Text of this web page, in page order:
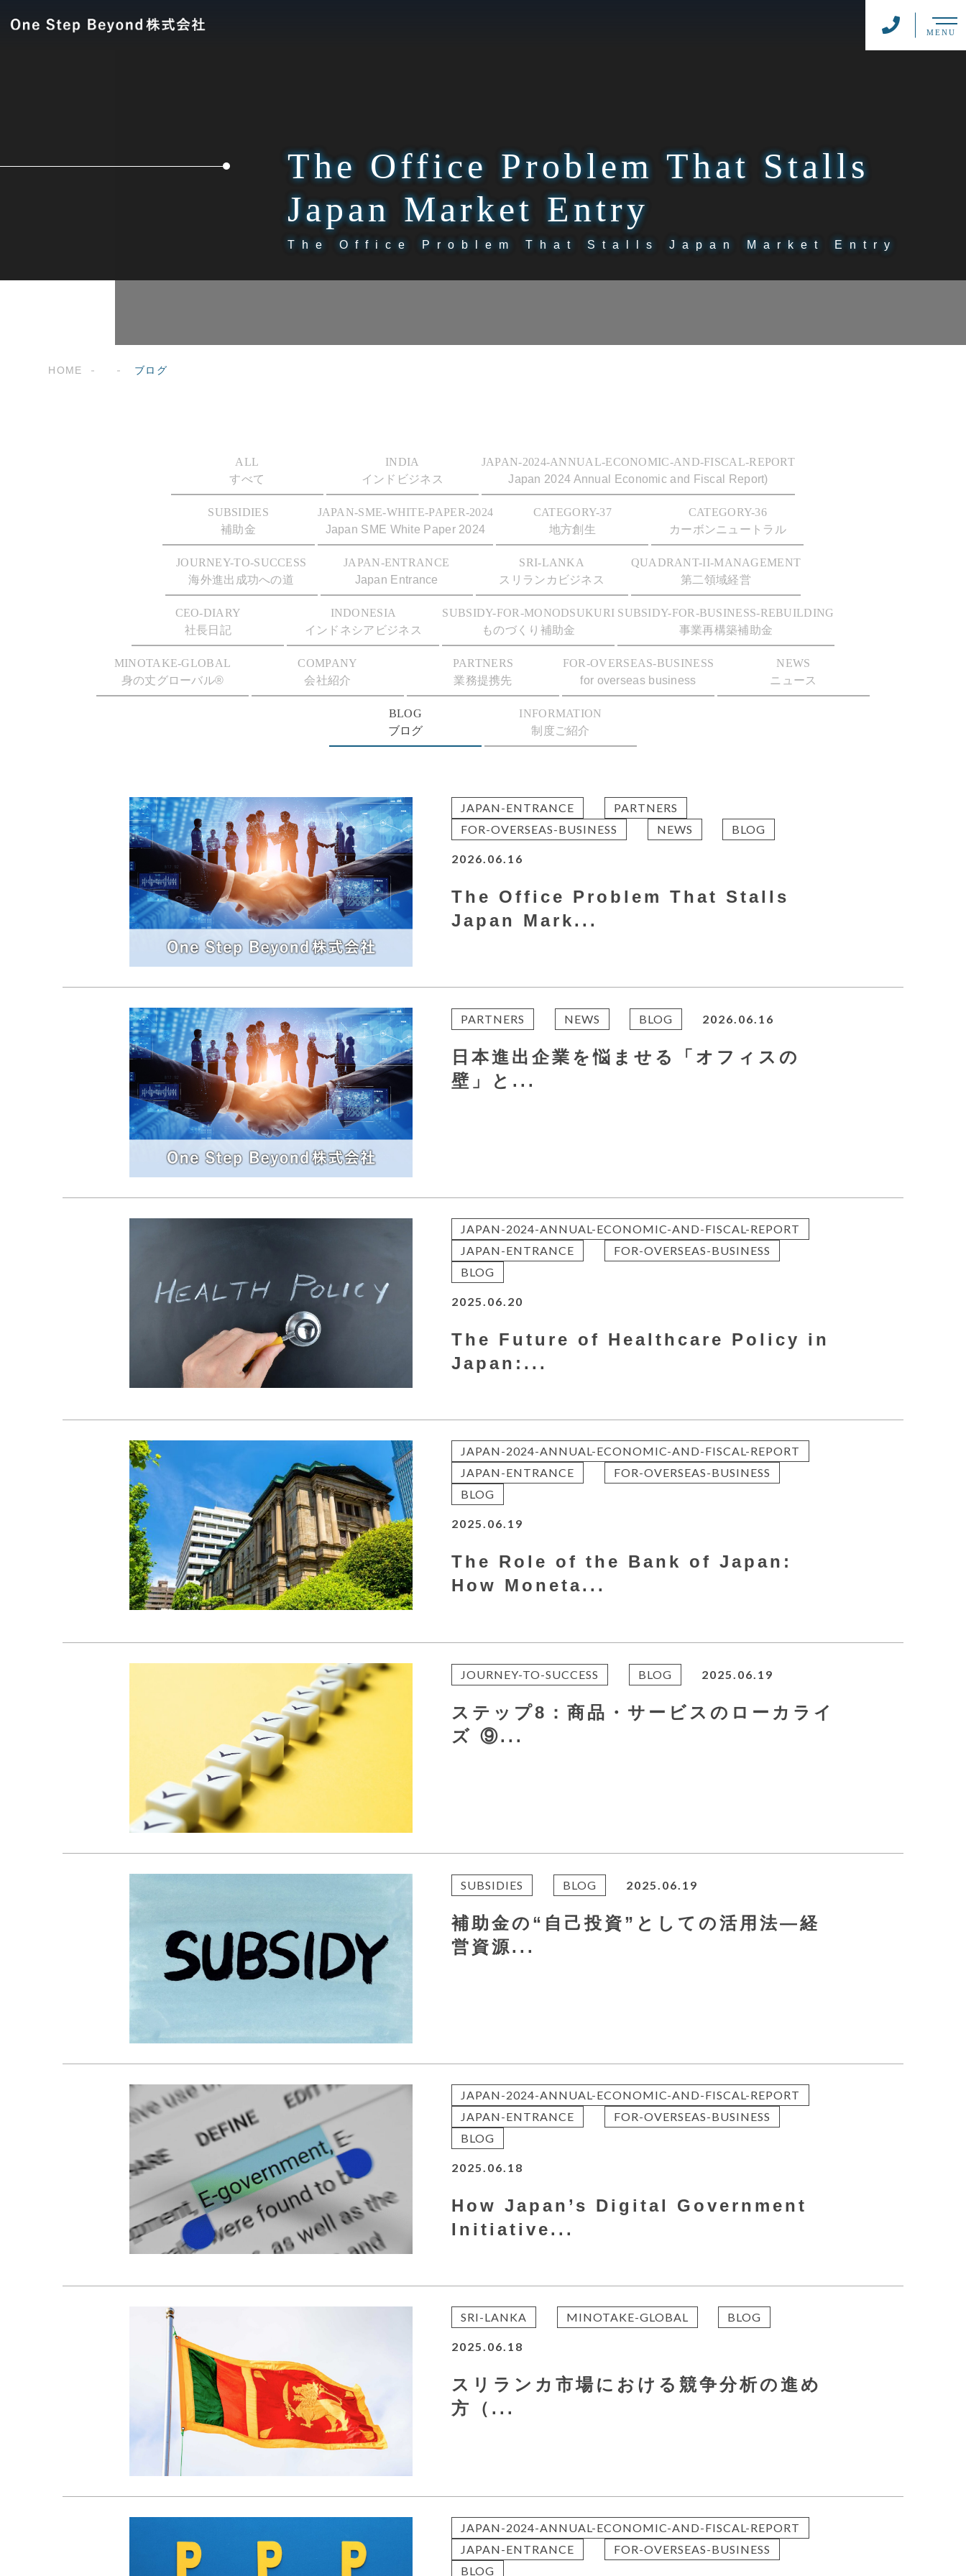
MENU
The Office Problem That Stalls
Japan Market Entry
The Office Problem That Stalls Japan Market Entry
HOME ブログ
ALL
すべて
INDIA
インドビジネス
JAPAN-2024-ANNUAL-ECONOMIC-AND-FISCAL-REPORT
Japan 2024 Annual Economic and Fiscal Report)
SUBSIDIES
補助金
JAPAN-SME-WHITE-PAPER-2024
Japan SME White Paper 2024
CATEGORY-37
地方創生
CATEGORY-36
カーボンニュートラル
JOURNEY-TO-SUCCESS
海外進出成功への道
JAPAN-ENTRANCE
Japan Entrance
SRI-LANKA
スリランカビジネス
QUADRANT-II-MANAGEMENT
第二領域経営
CEO-DIARY
社長日記
INDONESIA
インドネシアビジネス
SUBSIDY-FOR-MONODSUKURI
ものづくり補助金
SUBSIDY-FOR-BUSINESS-REBUILDING
事業再構築補助金
MINOTAKE-GLOBAL
身の丈グローバル®
COMPANY
会社紹介
PARTNERS
業務提携先
FOR-OVERSEAS-BUSINESS
for overseas business
NEWS
ニュース
BLOG
ブログ
INFORMATION
制度ご紹介
JAPAN-ENTRANCE
PARTNERS
FOR-OVERSEAS-BUSINESS
NEWS BLOG
2026.06.16
The Office Problem That Stalls
Japan Mark...
PARTNERS NEWS BLOG 2026.06.16
日本進出企業を悩ませる「オフィスの
壁」と...
JAPAN-2024-ANNUAL-ECONOMIC-AND-FISCAL-REPORT
JAPAN-ENTRANCE
FOR-OVERSEAS-BUSINESS
BLOG
2025.06.20
The Future of Healthcare Policy in
Japan:...
JAPAN-2024-ANNUAL-ECONOMIC-AND-FISCAL-REPORT
JAPAN-ENTRANCE
FOR-OVERSEAS-BUSINESS
BLOG
2025.06.19
The Role of the Bank of Japan:
How Moneta...
JOURNEY-TO-SUCCESS BLOG 2025.06.19
ステップ8：商品・サービスのローカライ
ズ ⑨...
SUBSIDIES BLOG 2025.06.19
補助金の“自己投資”としての活用法―経
営資源...
JAPAN-2024-ANNUAL-ECONOMIC-AND-FISCAL-REPORT
JAPAN-ENTRANCE
FOR-OVERSEAS-BUSINESS
BLOG
2025.06.18
How Japan’s Digital Government
Initiative...
SRI-LANKA MINOTAKE-GLOBAL BLOG
2025.06.18
スリランカ市場における競争分析の進め
方（...
JAPAN-2024-ANNUAL-ECONOMIC-AND-FISCAL-REPORT
JAPAN-ENTRANCE
FOR-OVERSEAS-BUSINESS
BLOG